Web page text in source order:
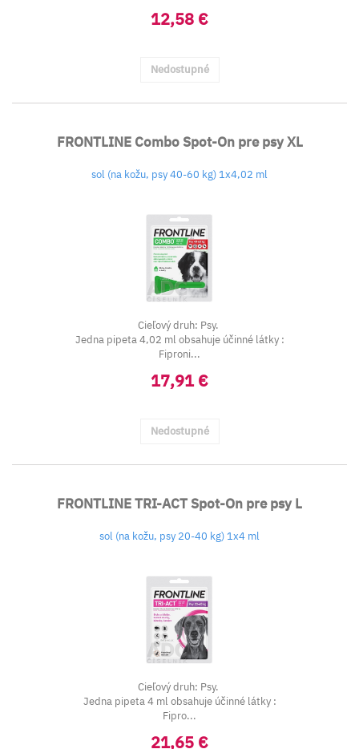
12,58 €
Nedostupné
FRONTLINE Combo Spot-On pre psy XL
sol (na kožu, psy 40-60 kg) 1x4,02 ml
Cieľový druh: Psy.
Jedna pipeta 4,02 ml obsahuje účinné látky :
Fiproni...
17,91 €
Nedostupné
FRONTLINE TRI-ACT Spot-On pre psy L
sol (na kožu, psy 20-40 kg) 1x4 ml
Cieľový druh: Psy.
Jedna pipeta 4 ml obsahuje účinné látky :
Fipro...
21,65 €